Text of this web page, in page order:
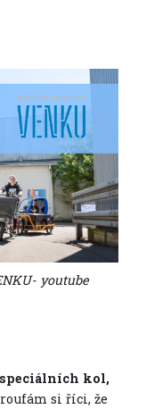
youtube
kol,
si říci, že